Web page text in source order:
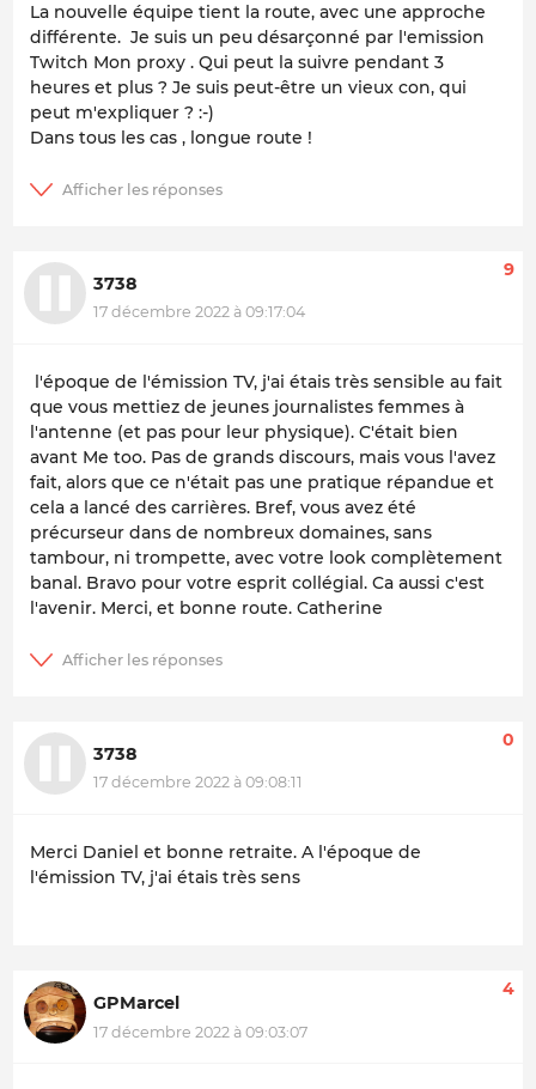
La nouvelle équipe tient la route, avec une approche
différente. Je suis un peu désarçonné par l'emission
Twitch Mon proxy . Qui peut la suivre pendant 3
heures et plus ? Je suis peut-être un vieux con, qui
peut m'expliquer ? :-)
Dans tous les cas , longue route !
3738
17 décembre 2022 à 09:17:04
9
l'époque de l'émission TV, j'ai étais très sensible au fait
que vous mettiez de jeunes journalistes femmes à
l'antenne (et pas pour leur physique). C'était bien
avant Me too. Pas de grands discours, mais vous l'avez
fait, alors que ce n'était pas une pratique répandue et
cela a lancé des carrières. Bref, vous avez été
précurseur dans de nombreux domaines, sans
tambour, ni trompette, avec votre look complètement
banal. Bravo pour votre esprit collégial. Ca aussi c'est
l'avenir. Merci, et bonne route. Catherine
3738
17 décembre 2022 à 09:08:11
0
Merci Daniel et bonne retraite. A l'époque de
l'émission TV, j'ai étais très sens
GPMarcel
17 décembre 2022 à 09:03:07
4